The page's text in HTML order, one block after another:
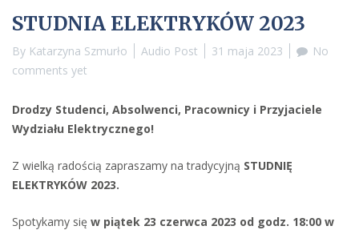
STUDNIA ELEKTRYKÓW 2023
By Katarzyna Szmurło Audio Post 31 maja 2023
No
comments yet
Drodzy Studenci, Absolwenci, Pracownicy i Przyjaciele
Wydziału Elektrycznego!
Z wielką radością zapraszamy na tradycyjną STUDNIĘ
ELEKTRYKÓW 2023.
Spotykamy się w piątek 23 czerwca 2023 od godz. 18:00 w